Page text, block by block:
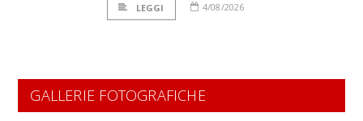
LEGGI 4/08/2026
GALLERIE FOTOGRAFICHE